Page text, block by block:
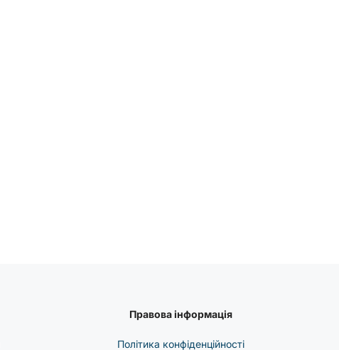
Правова інформація
Політика конфіденційності